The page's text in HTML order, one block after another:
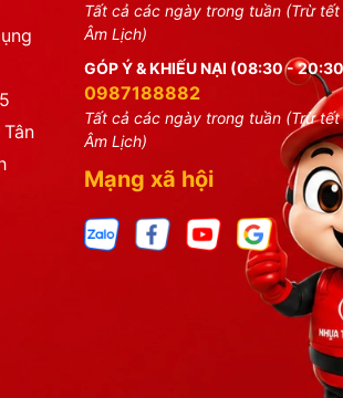
Tất cả các ngày trong tuần (Trừ tết
Âm Lịch)
GÓP Ý & KHIẾU NẠI (08:30 -
0987188882
Tất cả các ngày trong tuần (Trừ tết
Âm Lịch)
Mạng xã hội